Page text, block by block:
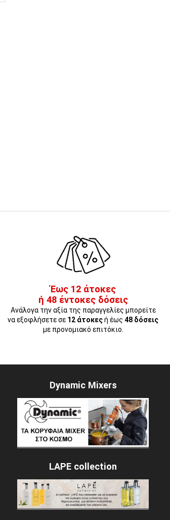
Έως 12 άτοκες
ή 48 έντοκες δόσεις
Ανάλογα την αξία της παραγγελίες μπορείτε
να εξοφλήσετε σε 12 άτοκεςή έως48 δόσεις
με προνομιακό επιτόκιο.
Dynamic Mixers
LAPE collection